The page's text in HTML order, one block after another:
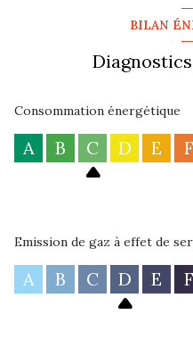
BILAN
Consommation énergétique
A B C D E F
Emission de gaz à effet de
A B C D E F